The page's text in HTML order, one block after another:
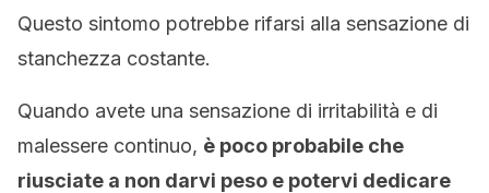
Questo sintomo potrebbe rifarsi alla sensazione di
stanchezza costante.
Quando avete una sensazione di irritabilità e di
malessere continuo, è poco probabile che
riusciate a non darvi peso e potervi dedicare